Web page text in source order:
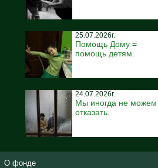
25.07.2026г.
Помощь Дому =
помощь детям.
24.07.2026г.
Мы иногда не можем
отказать.
О фонде